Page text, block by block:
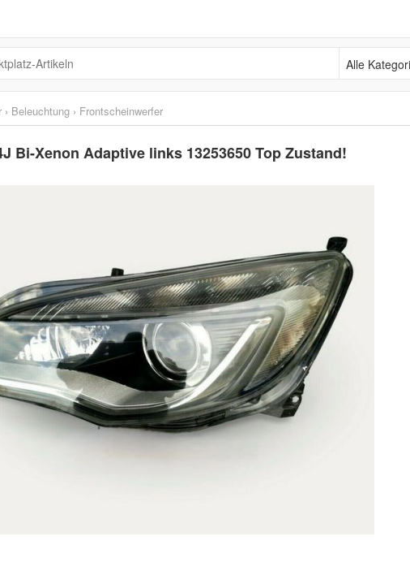
Alle Kategorien
› Beleuchtung › Frontscheinwerfer
Bi-Xenon Adaptive links 13253650 Top Zustand!